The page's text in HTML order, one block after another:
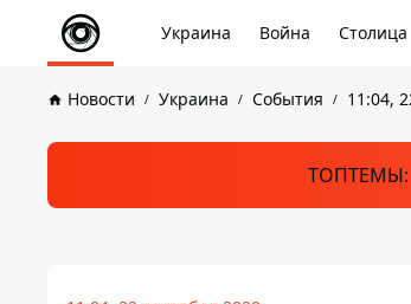
Украина Война Столица
Новости Украина События 11:04,
ТОПТЕМЫ: